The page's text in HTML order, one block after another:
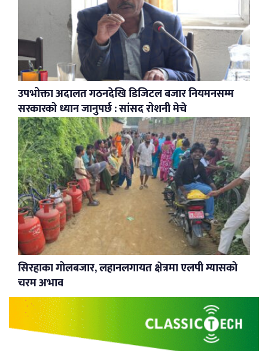
उपभोक्ता अदालत गठनदेखि डिजिटल बजार नियमनसम्म
सरकारको ध्यान जानुपर्छ : सांसद रोशनी मेचे
सिरहाका गोलबजार, लहानलगायत क्षेत्रमा एलपी ग्यासको
चरम अभाव